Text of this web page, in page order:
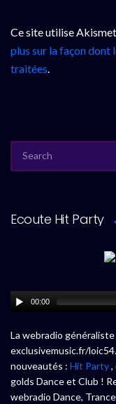
Ce site utilise
plus sur la façon dont
traitées.
FOR:
Ecoute Hit Party
00:00
La webradio généraliste
exclusivemusic.fr/
nouveautés : Hit Party,
golds Dance et Club !
webradio Dance,